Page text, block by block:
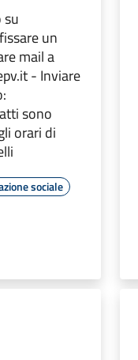
su
un
mail a
- Inviare
sono
orari di
sociale